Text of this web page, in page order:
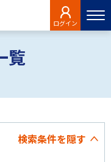
ログイン
覧
検索条件を隠す